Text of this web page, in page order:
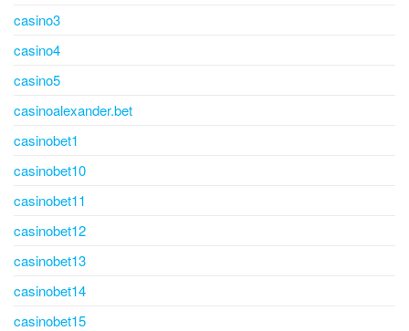
casino3
casino4
casino5
casinoalexander.bet
casinobet1
casinobet10
casinobet11
casinobet12
casinobet13
casinobet14
casinobet15